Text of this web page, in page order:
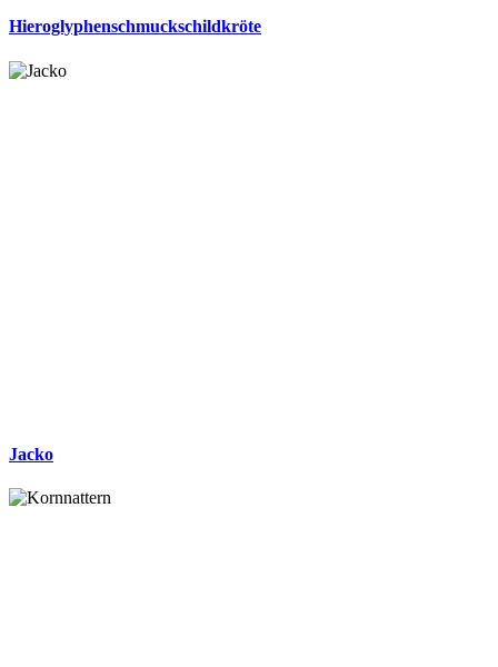
Hieroglyphenschmuckschildkröte
Jacko